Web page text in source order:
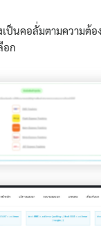
เป็นคอลั่มตามความต้อ
อก